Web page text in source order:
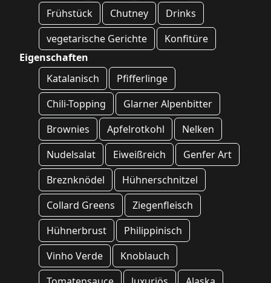
Frühstück
Chutney
Drinks
vegetarische Gerichte
Konfitüre
Eigenschaften
Katalanisch
Pfifferlinge
Chili-Topping
Glarner Alpenbitter
Brownies
Apfelrotkohl
Nelken
Nudelsalat
Eiweißreich
Genfer Art
Breznknödel
Hühnerschnitzel
Collard Greens
Ziegenfleisch
Hühnerbrust
Philippinisch
Vinho Verde
Knoblauch